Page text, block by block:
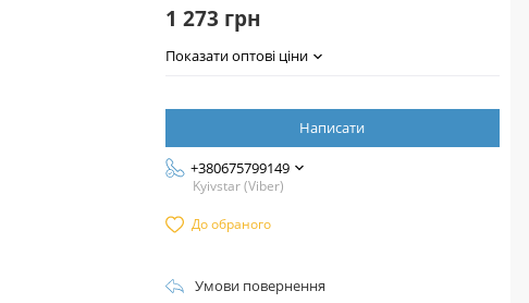
1 273 грн
Показати оптові ціни
Написати
+380675799149
Kyivstar (Viber)
До обраного
Умови повернення